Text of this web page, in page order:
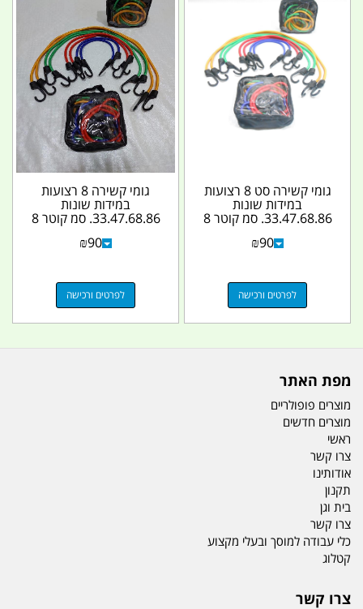
גומי קשירה סט 8 רצועות
במידות שונות
33.47.68.86. סמ קוטר 8
ממ במארז אחד עם תיק...
₪90
לפרטים ורכישה
גומי קשירה 8 רצועות
במידות שונות
33.47.68.86. סמ קוטר 8
ממ במארז אחד בתיק יד...
₪90
לפרטים ורכישה
מפת האתר
מוצרים פופולריים
מוצרים חדשים
ראשי
צרו קשר
אודותינו
תקנון
בית וגן
צרו קשר
כלי עבודה למוסך ובעלי מקצוע
קטלוג
צרו קשר